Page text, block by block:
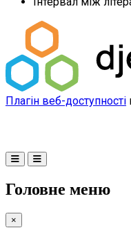
Плагін веб-доступності
Головне меню
×